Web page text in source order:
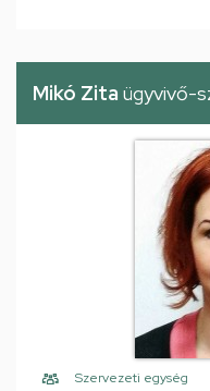
Mikó Zita ügyvivő-
Szervezeti egység